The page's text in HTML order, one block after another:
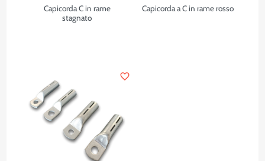
Capicorda C in rame
stagnato
Capicorda a C in rame rosso
favorite_border